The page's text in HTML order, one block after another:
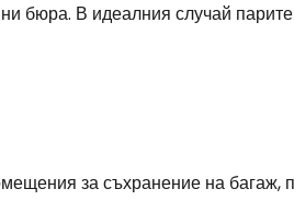
бюра. В идеалния случай
за съхранение на багаж,